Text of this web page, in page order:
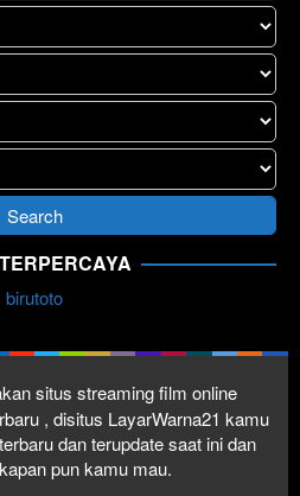
birutoto
situs streaming film online
, disitus LayarWarna21 kamu
dan terupdate saat ini dan
pun kamu mau.